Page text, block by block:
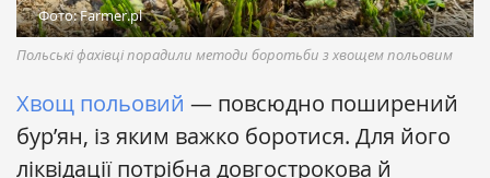
Фото: Farmer.pl
Польські фахівці порадили методи боротьби з хвощем польовим
Хвощ польовий — повсюдно поширений
бур’ян, із яким важко боротися. Для його
ліквідації потрібна довгострокова й